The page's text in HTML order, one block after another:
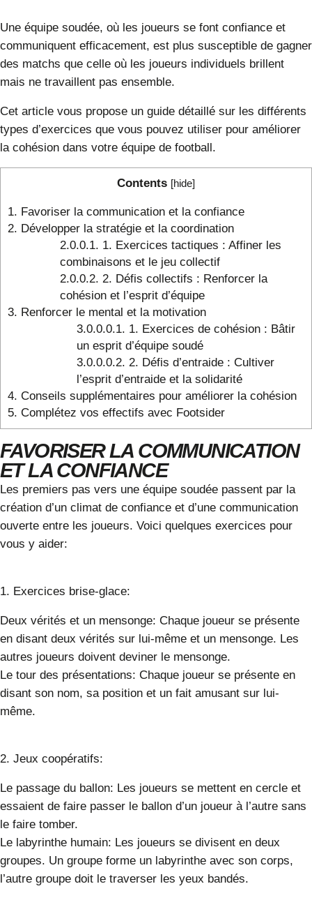
Une équipe soudée, où les joueurs se font confiance et
communiquent efficacement, est plus susceptible de gagner
des matchs que celle où les joueurs individuels brillent
mais ne travaillent pas ensemble.
Cet article vous propose un guide détaillé sur les différents
types d’exercices que vous pouvez utiliser pour améliorer
la cohésion dans votre équipe de football.
Contents [hide]
1. Favoriser la communication et la confiance
2. Développer la stratégie et la coordination
2.0.0.1. 1. Exercices tactiques : Affiner les
combinaisons et le jeu collectif
2.0.0.2. 2. Défis collectifs : Renforcer la
cohésion et l’esprit d’équipe
3. Renforcer le mental et la motivation
3.0.0.0.1. 1. Exercices de cohésion : Bâtir
un esprit d’équipe soudé
3.0.0.0.2. 2. Défis d’entraide : Cultiver
l’esprit d’entraide et la solidarité
4. Conseils supplémentaires pour améliorer la cohésion
5. Complétez vos effectifs avec Footsider
FAVORISER LA COMMUNICATION
ET LA CONFIANCE
Les premiers pas vers une équipe soudée passent par la
création d’un climat de confiance et d’une communication
ouverte entre les joueurs. Voici quelques exercices pour
vous y aider:
1. Exercices brise-glace:
Deux vérités et un mensonge: Chaque joueur se présente
en disant deux vérités sur lui-même et un mensonge. Les
autres joueurs doivent deviner le mensonge.
Le tour des présentations: Chaque joueur se présente en
disant son nom, sa position et un fait amusant sur lui-
même.
2. Jeux coopératifs:
Le passage du ballon: Les joueurs se mettent en cercle et
essaient de faire passer le ballon d’un joueur à l’autre sans
le faire tomber.
Le labyrinthe humain: Les joueurs se divisent en deux
groupes. Un groupe forme un labyrinthe avec son corps,
l’autre groupe doit le traverser les yeux bandés.